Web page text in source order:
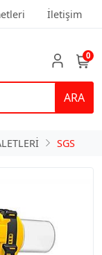
İletişim
ARA
0
SGS